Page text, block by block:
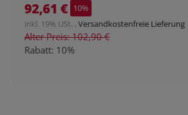
92,61 € 10%
inkl. 19% USt. , Versandkostenfreie Lieferung
Alter Preis: 102,90 €
Rabatt: 10%